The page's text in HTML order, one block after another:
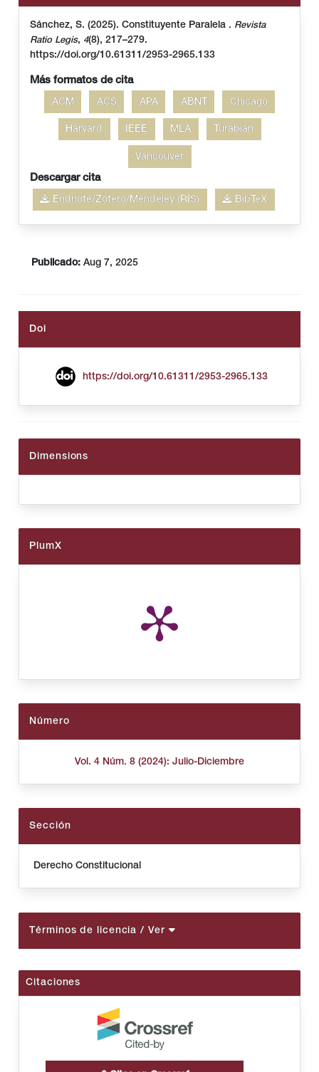
Sánchez, S. (2025). Constituyente Paralela . Revista
Ratio Legis, 4(8), 217–279.
https://doi.org/10.61311/2953-2965.133
Más formatos de cita
ACM ACS APA ABNT Chicago
Harvard IEEE MLA Turabian
Vancouver
Descargar cita
Endnote/Zotero/Mendeley (RIS) BibTeX
Publicado:Aug 7, 2025
Doi
https://doi.org/10.61311/2953-2965.133
Dimensions
PlumX
Número
Vol. 4 Núm. 8 (2024): Julio-Diciembre
Sección
Derecho Constitucional
Términos de licencia/ Ver
Citaciones